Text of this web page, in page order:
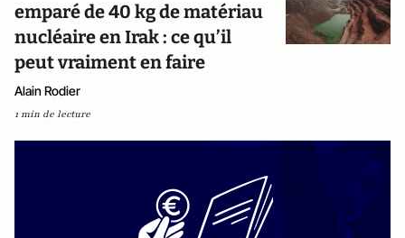
emparé de 40 kg de matériau
nucléaire en Irak : ce qu’il
peut vraiment en faire
Alain Rodier
1 min de lecture